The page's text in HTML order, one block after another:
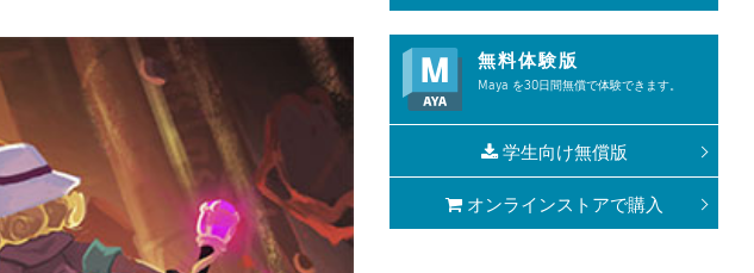
無料体験版
Maya を30日間無償で体験できます。
学生向け無償版
オンラインストアで購入